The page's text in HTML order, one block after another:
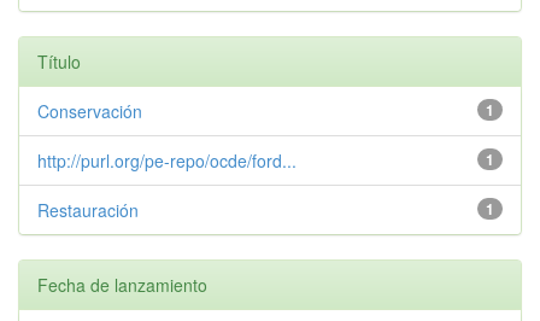
Título
1
Conservación
1
http://purl.org/pe-repo/ocde/ford...
1
Restauración
Fecha de lanzamiento